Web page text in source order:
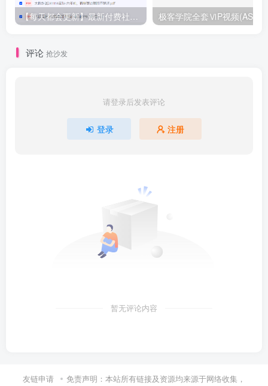
【每天都会更新】最新付费社群公众号文章 极客学院全套ⅥP视频(AS版)
评论 抢沙发
请登录后发表评论
登录 注册
暂无评论内容
友链申请
免责声明：本站所有链接及资源均来源于网络收集，